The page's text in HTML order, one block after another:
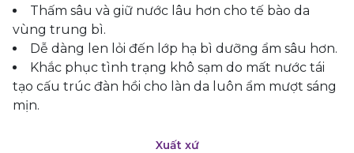
Thấm sâu và giữ nước lâu hơn cho tế bào da
vùng trung bì.
Dễ dàng len lỏi đến lớp hạ bì dưỡng ẩm sâu hơn.
Khắc phục tình trạng khô sạm do mất nước tái
tạo cấu trúc đàn hồi cho làn da luôn ẩm mượt sáng
mịn.
Xuất xứ